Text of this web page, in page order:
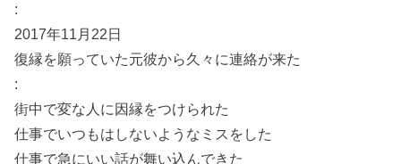
:
2017年11月22日
復縁を願っていた元彼から久々に連絡が来た
:
街中で変な人に因縁をつけられた
仕事でいつもはしないようなミスをした
仕事で急にいい話が舞い込んできた